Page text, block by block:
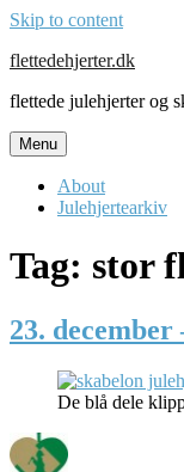
Skip to content
flettedehjerter.dk
flettede julehjerter og
Menu
About
Julehjertearkiv
Tag: stor
23.
De blå dele